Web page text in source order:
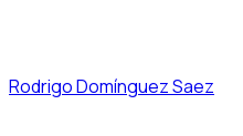
Rodrigo Domínguez Saez